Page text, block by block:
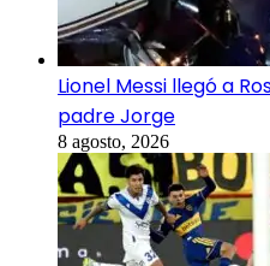
Lionel Messi llegó a
padre Jorge
8 agosto, 2026